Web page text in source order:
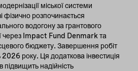
міської системи
фізично розпочинається
водогону за грантового
через Impact Fund Denmark та
бюджету. Завершення робіт
року. Ця додаткова інвестиція
надійність